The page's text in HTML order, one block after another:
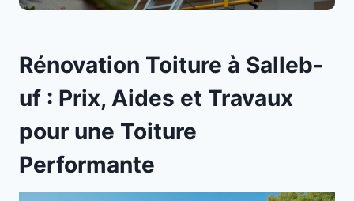
Rénovation Toiture à Salleb-
uf : Prix, Aides et Travaux
pour une Toiture
Performante